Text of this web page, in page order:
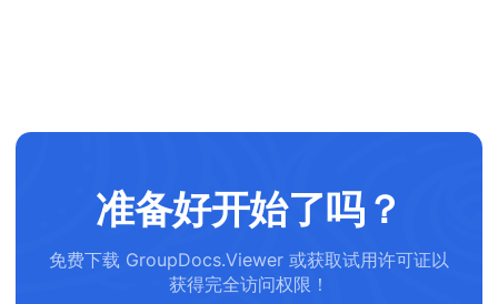
准备好开始了吗？
免费下载 GroupDocs.Viewer 或获取试用许可证以
获得完全访问权限！